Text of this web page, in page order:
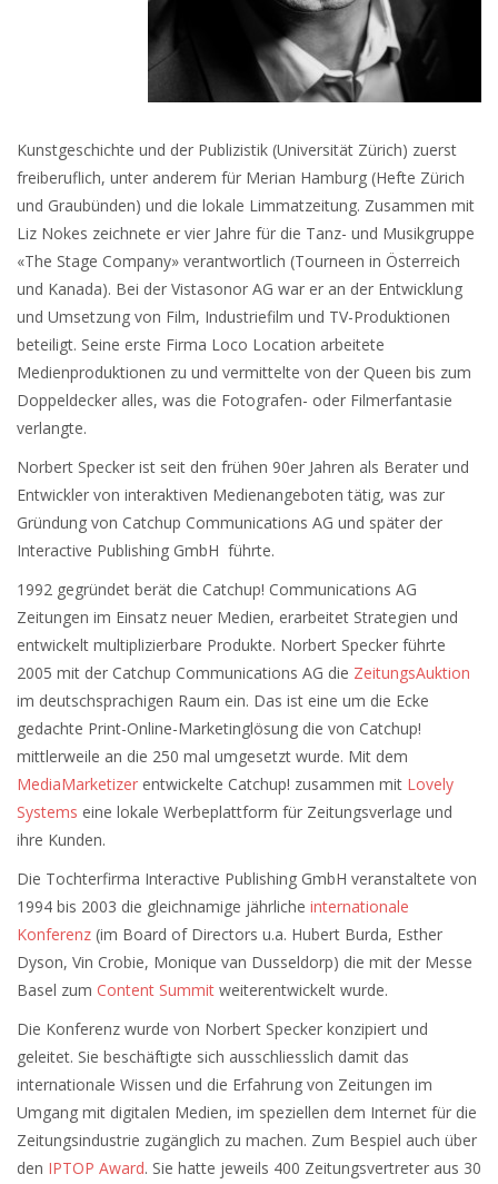
Kunstgeschichte und der Publizistik (Universität Zürich) zuerst
freiberuflich, unter anderem für Merian Hamburg (Hefte Zürich
und Graubünden) und die lokale Limmatzeitung. Zusammen mit
Liz Nokes zeichnete er vier Jahre für die Tanz- und Musikgruppe
«The Stage Company» verantwortlich (Tourneen in Österreich
und Kanada). Bei der Vistasonor AG war er an der Entwicklung
und Umsetzung von Film, Industriefilm und TV-Produktionen
beteiligt. Seine erste Firma Loco Location arbeitete
Medienproduktionen zu und vermittelte von der Queen bis zum
Doppeldecker alles, was die Fotografen- oder Filmerfantasie
verlangte.
Norbert Specker ist seit den frühen 90er Jahren als Berater und
Entwickler von interaktiven Medienangeboten tätig, was zur
Gründung von Catchup Communications AG und später der
Interactive Publishing GmbH führte.
1992 gegründet berät die Catchup! Communications AG
Zeitungen im Einsatz neuer Medien, erarbeitet Strategien und
entwickelt multiplizierbare Produkte. Norbert Specker führte
2005 mit der Catchup Communications AG die ZeitungsAuktion
im deutschsprachigen Raum ein. Das ist eine um die Ecke
gedachte Print-Online-Marketinglösung die von Catchup!
mittlerweile an die 250 mal umgesetzt wurde. Mit dem
MediaMarketizer entwickelte Catchup! zusammen mit Lovely
Systems eine lokale Werbeplattform für Zeitungsverlage und
ihre Kunden.
Die Tochterfirma Interactive Publishing GmbH veranstaltete von
1994 bis 2003 die gleichnamige jährliche internationale
Konferenz (im Board of Directors u.a. Hubert Burda, Esther
Dyson, Vin Crobie, Monique van Dusseldorp) die mit der Messe
Basel zum Content Summit weiterentwickelt wurde.
Die Konferenz wurde von Norbert Specker konzipiert und
geleitet. Sie beschäftigte sich ausschliesslich damit das
internationale Wissen und die Erfahrung von Zeitungen im
Umgang mit digitalen Medien, im speziellen dem Internet für die
Zeitungsindustrie zugänglich zu machen. Zum Bespiel auch über
den IPTOP Award. Sie hatte jeweils 400 Zeitungsvertreter aus 30